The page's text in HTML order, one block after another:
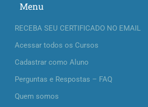
Menu
RECEBA SEU CERTIFICADO NO EMAIL
Acessar todos os Cursos
Cadastrar como Aluno
Perguntas e Respostas – FAQ
Quem somos